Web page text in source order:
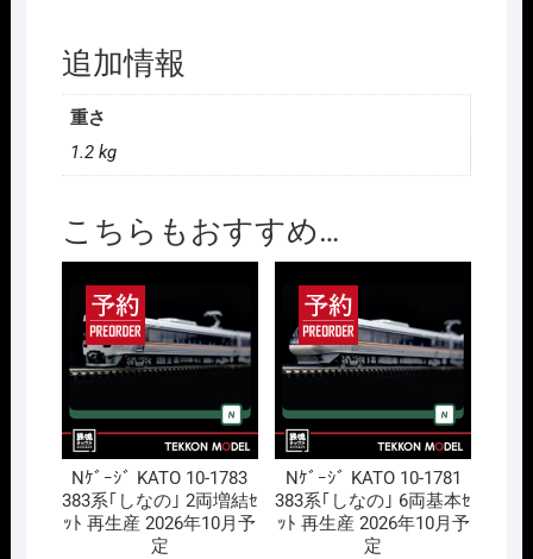
追加情報
重さ
1.2 kg
こちらもおすすめ…
Nｹﾞｰｼﾞ KATO 10-1783
383系｢しなの｣ 2両増結ｾ
ｯﾄ 再生産 2026年10月予
定
Nｹﾞｰｼﾞ KATO 10-1781
383系｢しなの｣ 6両基本ｾ
ｯﾄ 再生産 2026年10月予
定